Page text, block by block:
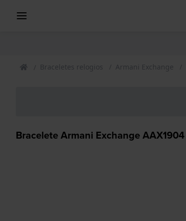
Braceletes relogios Armani Exchange
Bracelete Armani Exchange AAX1904